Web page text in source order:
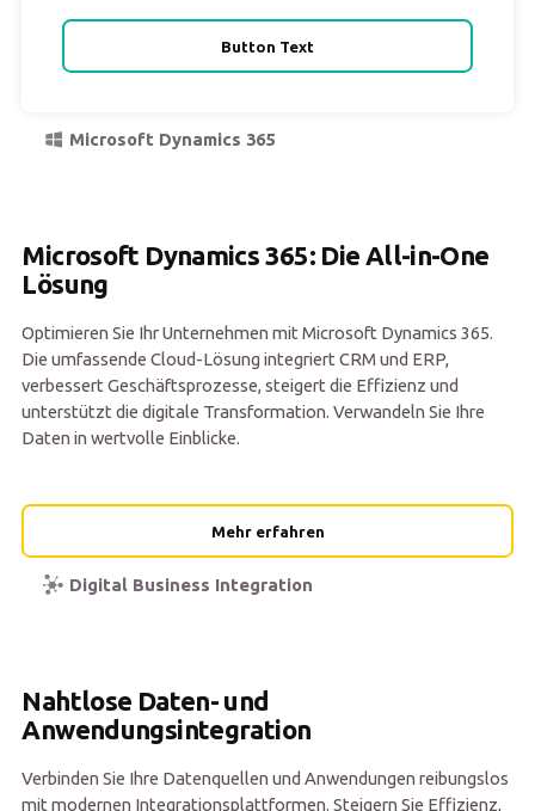
Button Text
Microsoft Dynamics 365
Microsoft Dynamics 365: Die All-in-One
Lösung
Optimieren Sie Ihr Unternehmen mit Microsoft Dynamics 365.
Die umfassende Cloud-Lösung integriert CRM und ERP,
verbessert Geschäftsprozesse, steigert die Effizienz und
unterstützt die digitale Transformation. Verwandeln Sie Ihre
Daten in wertvolle Einblicke.
Mehr erfahren
Digital Business Integration
Nahtlose Daten- und
Anwendungsintegration
Verbinden Sie Ihre Datenquellen und Anwendungen reibungslos
mit modernen Integrationsplattformen. Steigern Sie Effizienz,